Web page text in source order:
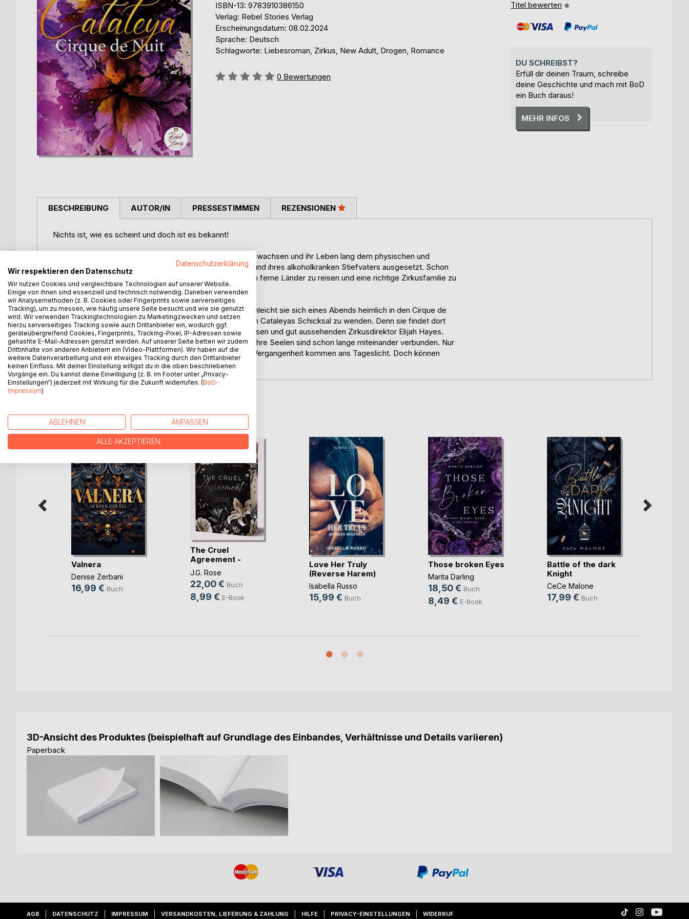
ISBN-13: 9783910386150
Verlag: Rebel Stories Verlag
Erscheinungsdatum: 08.02.2024
Sprache: Deutsch
Schlagworte: Liebesroman, Zirkus, New Adult, Drogen, Romance
Bewertung::
0 Bewertungen
Titel bewerten
DU SCHREIBST?
Erfüll dir deinen Traum, schreibe
deine Geschichte und mach mit BoD
ein Buch daraus!
MEHR INFOS
BESCHREIBUNG
Nichts ist, wie es scheint und doch ist es bekannt!
Cataleya Castelli ist im Londoner Stadtteil Peckham aufgewachsen und ihr Leben lang dem physischen und
psychischen Missbrauch ihrer drogenabhängigen Mutter und ihres alkoholkranken Stiefvaters ausgesetzt. Schon
immer träumt Cataleya davon, eine Zirkusartistin zu sein, in ferne Länder zu reisen und eine richtige Zirkusfamilie zu
haben. Doch woher kommt diese ungestillte Sehnsucht?
Mit ihrem Bruder, der in einer Pflegefamilie aufwächst, schleicht sie sich eines Abends heimlich in den Cirque de
Nuit, dem größten Zirkus der Welt und endlich scheint sich Cataleyas Schicksal zu wenden. Denn sie findet dort
nicht nur ihre Träume, sondern trifft auch auf den mysteriösen und gut aussehenden Zirkusdirektor Elijah Hayes.
Beide sind sich anfänglich alles andere als zugetan, doch ihre Seelen sind schon lange miteinander verbunden. Nur
warum? - Verdrängte Erinnerungen und eine vergessene Vergangenheit kommen ans Tageslicht. Doch können
beide diesen Hochseilakt der Gefühle überstehen?
AUTOR/IN PRESSESTIMMEN REZENSIONEN
WEITERE TITEL BEIBoD
Valnera
Denise Zerbani
16,99 € Buch
The Cruel
Agreement -
Gestohlen vo(...)
J.G. Rose
22,00 € Buch
8,99 € E-Book
Love Her Truly
(Reverse Harem)
Isabella Russo
15,99 € Buch
Those broken Eyes
Marita Darling
18,50 € Buch
8,49 € E-Book
Battle of the dark
Knight
CeCe Malone
17,99 € Buch
3D-Ansicht des Produktes (beispielhaft auf Grundlage des Einbandes, Verhältnisse und Details variieren)
Paperback
AGB DATENSCHUTZ IMPRESSUM VERSANDKOSTEN, LIEFERUNG & ZAHLUNG HILFE PRIVACY-EINSTELLUNGEN WIDERRUF
Datenschutzerklärung
Wir respektieren den Datenschutz
Wir nutzen Cookies und vergleichbare Technologien auf unserer Website.
Einige von ihnen sind essenziell und technisch notwendig. Daneben verwenden
wir Analysemethoden (z. B. Cookies oder Fingerprints sowie serverseitiges
Tracking), um zu messen, wie häufig unsere Seite besucht und wie sie genutzt
wird. Wir verwenden Trackingtechnologien zu Marketingzwecken und setzen
hierzu serverseitiges Tracking sowie auch Drittanbieter ein, wodurch ggf.
geräteübergreifend Cookies, Fingerprints, Tracking-Pixel, IP-Adressen sowie
gehashte E-Mail-Adressen genutzt werden. Auf unserer Seite betten wir zudem
Drittinhalte von anderen Anbietern ein (Video-Plattformen). Wir haben auf die
weitere Datenverarbeitung und ein etwaiges Tracking durch den Drittanbieter
keinen Einfluss. Mit deiner Einstellung willigst du in die oben beschriebenen
Vorgänge ein. Du kannst deine Einwilligung (z. B. im Footer unter „Privacy-
Einstellungen“) jederzeit mit Wirkung für die Zukunft widerrufen. (BoD-
Impressum)
ABLEHNEN ANPASSEN
ALLE AKZEPTIEREN